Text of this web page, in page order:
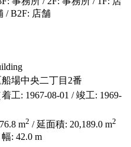
/ B2F: 店舗
場中央二丁目2番
工: 1967-08-01 / 竣工: 1969-
m2 / 延面積: 20,189.0 m2
: 42.0 m